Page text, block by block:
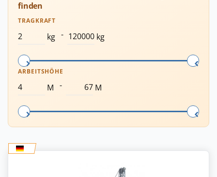
finden
TRAGKRAFT
kg - kg
ARBEITSHÖHE
M - M